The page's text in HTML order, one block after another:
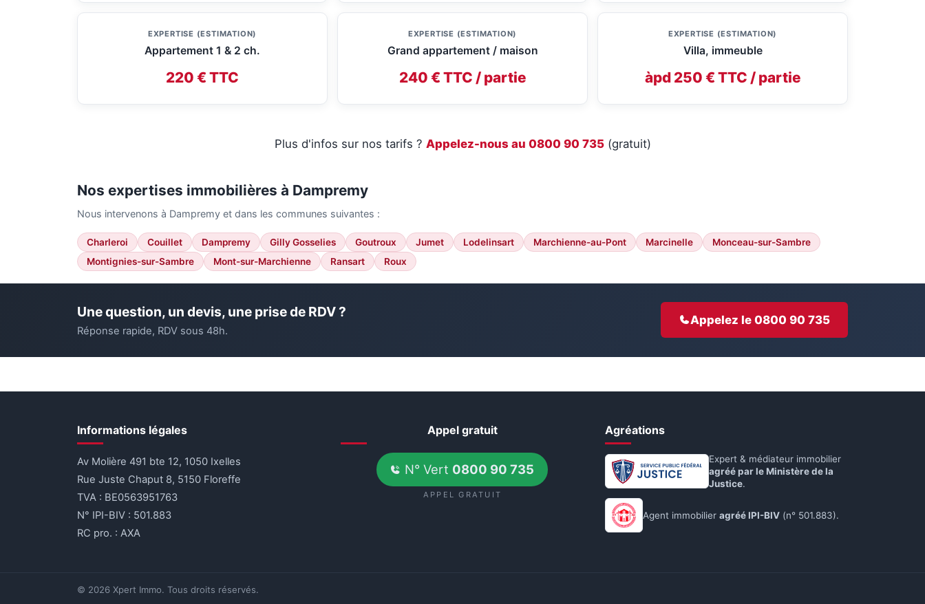
EXPERTISE (ESTIMATION)
Appartement 1 & 2 ch.
220 € TTC
EXPERTISE (ESTIMATION)
Grand appartement / maison
240 € TTC / partie
EXPERTISE (ESTIMATION)
Villa, immeuble
àpd 250 € TTC / partie
Plus d'infos sur nos tarifs ? Appelez-nous au 0800 90 735(gratuit)
Nos expertises immobilières à Dampremy
Nous intervenons à Dampremy et dans les communes suivantes :
Charleroi Couillet Dampremy Gilly Gosselies Goutroux Jumet Lodelinsart Marchienne-au-Pont Marcinelle
Monceau-sur-Sambre
Montignies-sur-Sambre
Mont-sur-Marchienne Ransart Roux
Une question, un devis, une prise de RDV ?
Réponse rapide, RDV sous 48h.
Appelez le 0800 90 735
Informations légales
Av Molière 491 bte 12, 1050 Ixelles
Rue Juste Chaput 8, 5150 Floreffe
TVA : BE0563951763
N° IPI-BIV : 501.883
RC pro. : AXA
Appel gratuit
N° Vert 0800 90 735
APPEL GRATUIT
Agréations
Expert & médiateur immobilier
agréé par le Ministère de la
Justice.
Agent immobilieragréé IPI-BIV (n° 501.883).
© 2026 Xpert Immo. Tous droits réservés.